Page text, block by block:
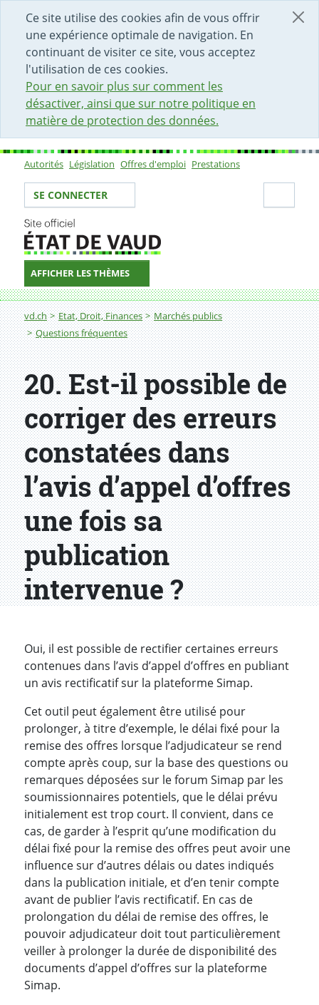
Ce site utilise des cookies afin de vous offrir
une expérience optimale de navigation. En
continuant de visiter ce site, vous acceptez
l'utilisation de ces cookies.
Pour en savoir plus sur comment les
désactiver, ainsi que sur notre politique en
matière de protection des données.
DÉBUT DU CONTENU DE LA PAGE
ACCÈS AU CHAMP DE RECHERCHE
PAGE D'ACCUEIL
FORMULAIRE DE CONTACT
Sous-navigation
Autorités Législation Offres d'emploi Prestations
Votre identité
SE CONNECTER
AFFICHER LES THÈMES
Fil d'Ariane
vd.ch Etat, Droit, Finances
Marchés publics
Questions fréquentes
20. Est-il possible de corriger des erreurs constatées
20. Est-il possible de
corriger des erreurs
constatées dans
l’avis d’appel d’offres
une fois sa
publication
intervenue ?
Oui, il est possible de rectifier certaines erreurs
contenues dans l’avis d’appel d’offres en publiant
un avis rectificatif sur la plateforme Simap.
Cet outil peut également être utilisé pour
prolonger, à titre d’exemple, le délai fixé pour la
remise des offres lorsque l’adjudicateur se rend
compte après coup, sur la base des questions ou
remarques déposées sur le forum Simap par les
soumissionnaires potentiels, que le délai prévu
initialement est trop court. Il convient, dans ce
cas, de garder à l’esprit qu’une modification du
délai fixé pour la remise des offres peut avoir une
influence sur d’autres délais ou dates indiqués
dans la publication initiale, et d’en tenir compte
avant de publier l’avis rectificatif. En cas de
prolongation du délai de remise des offres, le
pouvoir adjudicateur doit tout particulièrement
veiller à prolonger la durée de disponibilité des
documents d’appel d’offres sur la plateforme
Simap.